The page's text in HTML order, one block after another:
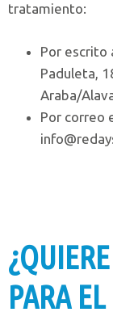
tratamiento:
Por escrito
Paduleta,
Araba/
Por correo
PARA